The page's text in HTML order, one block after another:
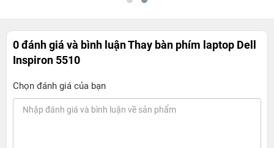
0 đánh giá và bình luậnThay bàn phím laptop Dell
Inspiron 5510
Chọn đánh giá của bạn